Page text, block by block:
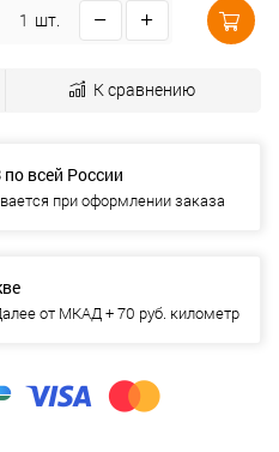
шт.
К сравнению
всей России
при оформлении заказа
от МКАД + 70 руб. километр